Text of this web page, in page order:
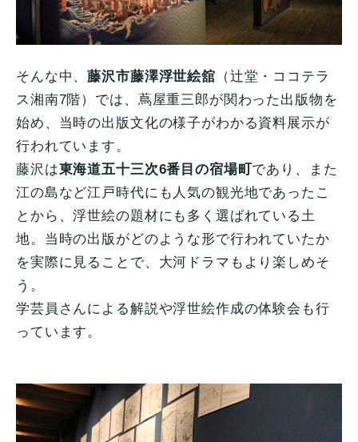
そんな中、藤沢市藤澤浮世絵舘 （辻堂・ココテラ
ス湘南7階）では、蔦屋重三郎が関わった出版物を
始め、当時の出版文化の様子がわかる資料展示が
行われています。
藤沢は東海道五十三次6番目の宿場町であり、また
江の島など江戸時代にも人気の観光地であったこ
とから、浮世絵の題材にも多く選ばれている土
地。当時の出版がどのような形で行われていたか
を実際に見ることで、大河ドラマもより楽しめそ
う。
学芸員さんによる解説や浮世絵作成の体験会も行
っています。